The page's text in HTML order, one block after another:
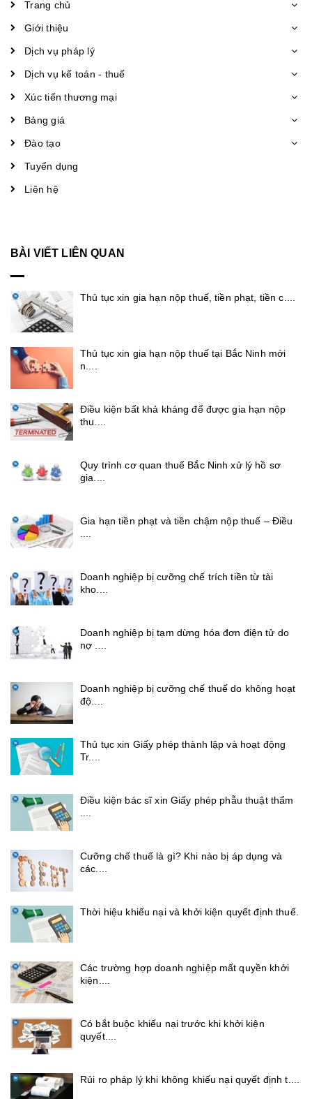
Trang chủ
Giới thiệu
Dịch vụ pháp lý
Dịch vụ kế toán - thuế
Xúc tiến thương mại
Bảng giá
Đào tạo
Tuyển dụng
Liên hệ
BÀI VIẾT LIÊN QUAN
Thủ tục xin gia hạn nộp thuế, tiền phạt, tiền c....
Thủ tục xin gia hạn nộp thuế tại Bắc Ninh mới
n....
Điều kiện bất khả kháng để được gia hạn nộp
thu....
Quy trình cơ quan thuế Bắc Ninh xử lý hồ sơ
gia....
Gia hạn tiền phạt và tiền chậm nộp thuế – Điều
Doanh nghiệp bị cưỡng chế trích tiền từ tài
kho....
Doanh nghiệp bị tạm dừng hóa đơn điện tử do
nợ ....
Doanh nghiệp bị cưỡng chế thuế do không hoạt
độ....
Thủ tục xin Giấy phép thành lập và hoạt động
Tr....
Điều kiện bác sĩ xin Giấy phép phẫu thuật thẩm
....
Cưỡng chế thuế là gì? Khi nào bị áp dụng và
các....
Thời hiệu khiếu nại và khởi kiện quyết định thuế.
Các trường hợp doanh nghiệp mất quyền khởi
kiện....
Có bắt buộc khiếu nại trước khi khởi kiện
quyết....
Rủi ro pháp lý khi không khiếu nại quyết định t....